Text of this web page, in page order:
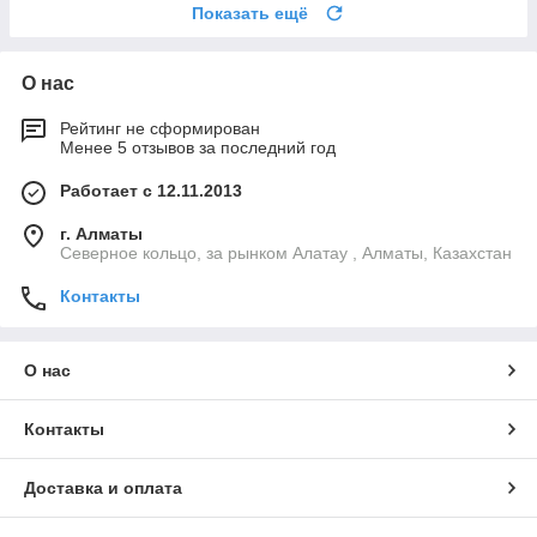
Показать ещё
О нас
Рейтинг не сформирован
Менее 5 отзывов за последний год
Работает с 12.11.2013
г. Алматы
Северное кольцо, за рынком Алатау , Алматы, Казахстан
Контакты
О нас
Контакты
Доставка и оплата